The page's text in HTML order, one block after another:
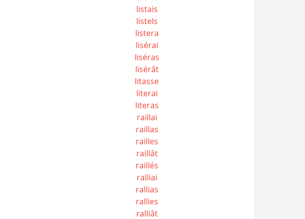
listais
listels
listera
lisérai
liséras
lisérât
litasse
literai
literas
raillai
raillas
railles
raillât
raillés
ralliai
rallias
rallies
ralliât